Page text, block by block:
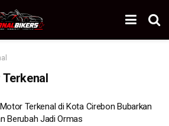
Terkenal di Kota Cirebon Bubarkan
Berubah Jadi Ormas